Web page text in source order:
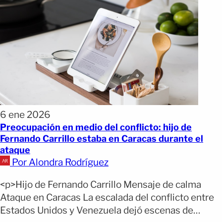
6 ene 2026
Preocupación en medio del conflicto: hijo de
Fernando Carrillo estaba en Caracas durante el
ataque
Por Alondra Rodríguez
<p>Hijo de Fernando Carrillo Mensaje de calma
Ataque en Caracas La escalada del conflicto entre
Estados Unidos y Venezuela dejó escenas de